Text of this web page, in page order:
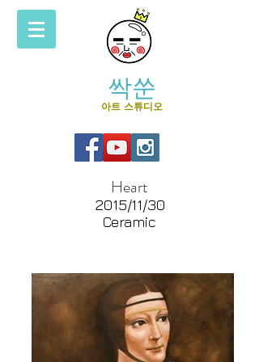
싹쑨
아트 스튜디오
Heart
2015/11/30
Ceramic